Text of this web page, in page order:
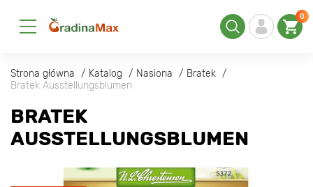
0
Strona główna Katalog Nasiona
Bratek
Bratek Ausstellungsblumen
BRATEK
AUSSTELLUNGSBLUMEN